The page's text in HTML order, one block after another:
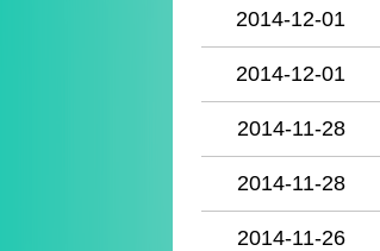
2014-12-01
2014-12-01
2014-11-28
2014-11-28
2014-11-26